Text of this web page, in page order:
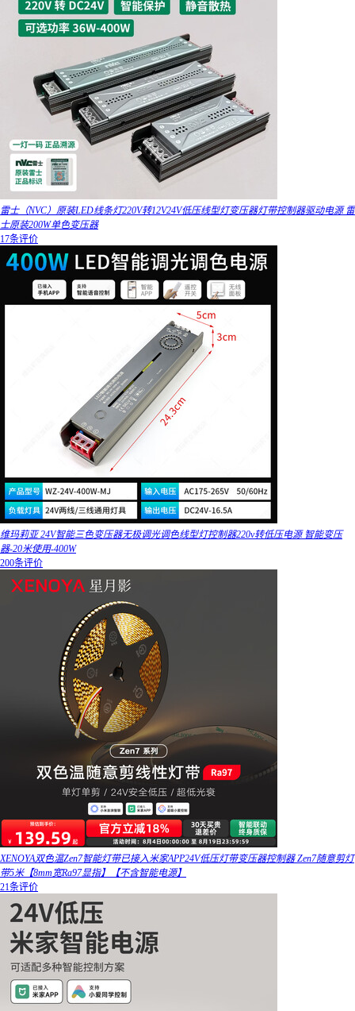
雷士（NVC）原装LED线条灯220V转12V24V低压线型灯变压器灯带控制器驱动电源 雷
士原装200W单色变压器
17条评价
维玛莉亚 24V智能三色变压器无极调光调色线型灯控制器220v转低压电源 智能变压
器-20米使用-400W
200条评价
XENOYA双色温Zen7智能灯带已接入米家APP24V低压灯带变压器控制器 Zen7随意剪灯
带5米【8mm宽Ra97显指】【不含智能电源】
21条评价